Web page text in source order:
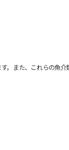
また、これらの魚介